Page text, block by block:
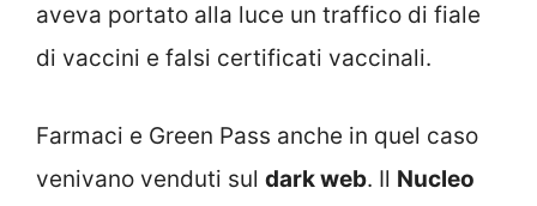
aveva portato alla luce un traffico di fiale
di vaccini e falsi certificati vaccinali.
Farmaci e Green Pass anche in quel caso
venivano venduti sul dark web. Il Nucleo